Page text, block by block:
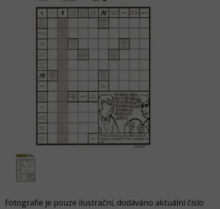
Fotografie je pouze ilustrační, dodáváno aktuální číslo